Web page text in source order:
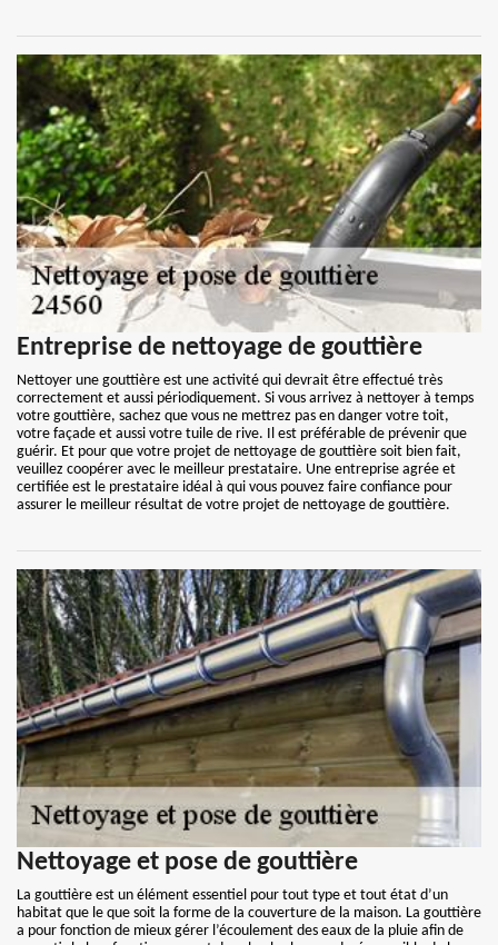
Entreprise de nettoyage de gouttière
Nettoyer une gouttière est une activité qui devrait être effectué très
correctement et aussi périodiquement. Si vous arrivez à nettoyer à temps
votre gouttière, sachez que vous ne mettrez pas en danger votre toit,
votre façade et aussi votre tuile de rive. Il est préférable de prévenir que
guérir. Et pour que votre projet de nettoyage de gouttière soit bien fait,
veuillez coopérer avec le meilleur prestataire. Une entreprise agrée et
certifiée est le prestataire idéal à qui vous pouvez faire confiance pour
assurer le meilleur résultat de votre projet de nettoyage de gouttière.
Nettoyage et pose de gouttière
La gouttière est un élément essentiel pour tout type et tout état d’un
habitat que le que soit la forme de la couverture de la maison. La gouttière
a pour fonction de mieux gérer l’écoulement des eaux de la pluie afin de